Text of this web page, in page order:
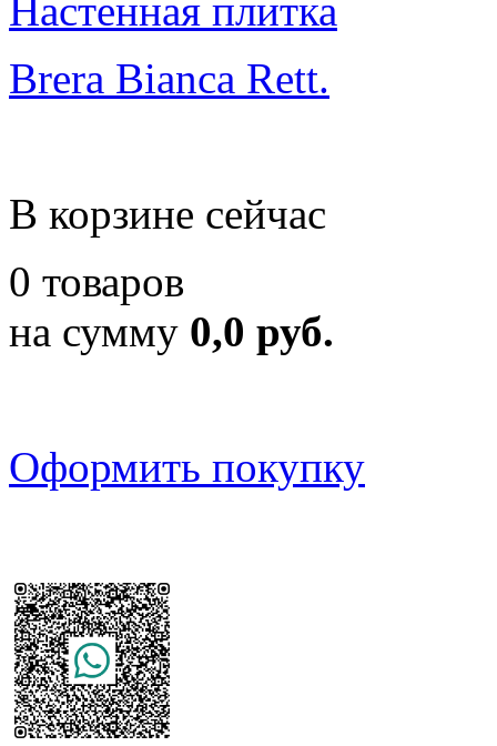
Brera Bianca Rett.
В корзине сейчас
0 товаров
на сумму 0,0 руб.
Оформить покупку